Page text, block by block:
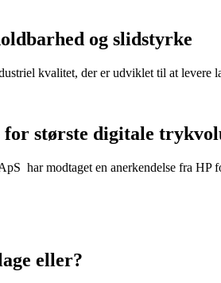
og slidstyrke
kvalitet, der er udviklet til at levere
største digitale
har modtaget en anerkendelse fra HP
eller?